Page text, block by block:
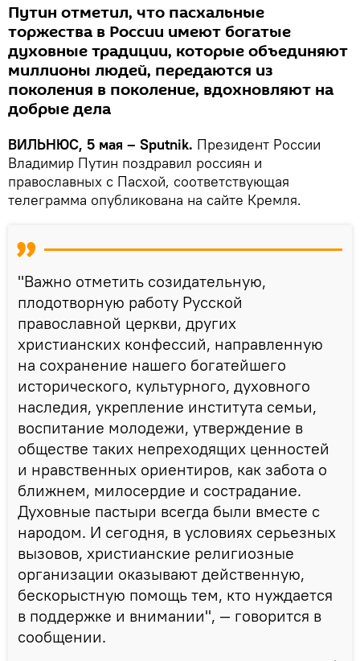
Путин отметил, что пасхальные
торжества в России имеют богатые
духовные традиции, которые объединяют
миллионы людей, передаются из
поколения в поколение, вдохновляют на
добрые дела
ВИЛЬНЮС, 5 мая – Sputnik. Президент России
Владимир Путин поздравил россиян и
православных с Пасхой, соответствующая
телеграмма опубликована на сайте Кремля.
"Важно отметить созидательную,
плодотворную работу Русской
православной церкви, других
христианских конфессий, направленную
на сохранение нашего богатейшего
исторического, культурного, духовного
наследия, укрепление института семьи,
воспитание молодежи, утверждение в
обществе таких непреходящих ценностей
и нравственных ориентиров, как забота о
ближнем, милосердие и сострадание.
Духовные пастыри всегда были вместе с
народом. И сегодня, в условиях серьезных
вызовов, христианские религиозные
организации оказывают действенную,
бескорыстную помощь тем, кто нуждается
в поддержке и внимании", — говорится в
сообщении.